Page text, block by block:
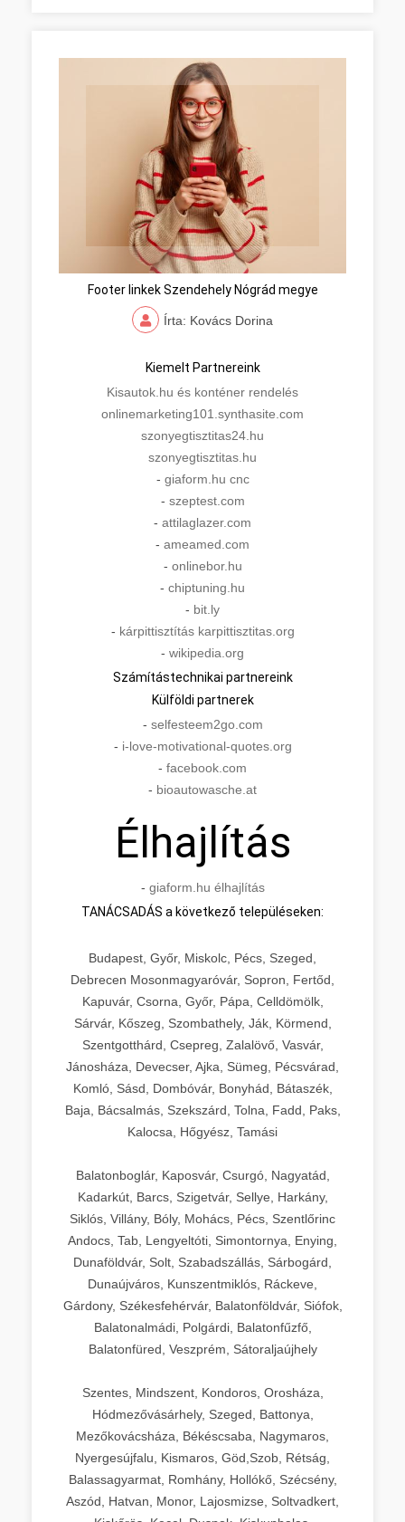
Footer linkek Szendehely Nógrád megye
Írta: Kovács Dorina
Kiemelt Partnereink
Kisautok.hu és konténer rendelés
onlinemarketing101.synthasite.com
szonyegtisztitas24.hu
szonyegtisztitas.hu
- giaform.hu cnc
- szeptest.com
- attilaglazer.com
- ameamed.com
- onlinebor.hu
- chiptuning.hu
- bit.ly
- kárpittisztítás karpittisztitas.org
- wikipedia.org
Számítástechnikai partnereink
Külföldi partnerek
- selfesteem2go.com
- i-love-motivational-quotes.org
- facebook.com
- bioautowasche.at
Élhajlítás
- giaform.hu élhajlítás
TANÁCSADÁS a következő településeken:
Budapest, Győr, Miskolc, Pécs, Szeged,
Debrecen Mosonmagyaróvár, Sopron, Fertőd,
Kapuvár, Csorna, Győr, Pápa, Celldömölk,
Sárvár, Kőszeg, Szombathely, Ják, Körmend,
Szentgotthárd, Csepreg, Zalalövő, Vasvár,
Jánosháza, Devecser, Ajka, Sümeg, Pécsvárad,
Komló, Sásd, Dombóvár, Bonyhád, Bátaszék,
Baja, Bácsalmás, Szekszárd, Tolna, Fadd, Paks,
Kalocsa, Hőgyész, Tamási
Balatonboglár, Kaposvár, Csurgó, Nagyatád,
Kadarkút, Barcs, Szigetvár, Sellye, Harkány,
Siklós, Villány, Bóly, Mohács, Pécs, Szentlőrinc
Andocs, Tab, Lengyeltóti, Simontornya, Enying,
Dunaföldvár, Solt, Szabadszállás, Sárbogárd,
Dunaújváros, Kunszentmiklós, Ráckeve,
Gárdony, Székesfehérvár, Balatonföldvár, Siófok,
Balatonalmádi, Polgárdi, Balatonfűzfő,
Balatonfüred, Veszprém, Sátoraljaújhely
Szentes, Mindszent, Kondoros, Orosháza,
Hódmezővásárhely, Szeged, Battonya,
Mezőkovácsháza, Békéscsaba, Nagymaros,
Nyergesújfalu, Kismaros, Göd,Szob, Rétság,
Balassagyarmat, Romhány, Hollókő, Szécsény,
Aszód, Hatvan, Monor, Lajosmizse, Soltvadkert,